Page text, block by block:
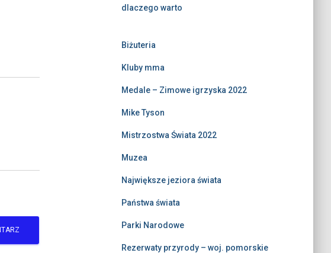
dlaczego warto
Biżuteria
Kluby mma
Medale – Zimowe igrzyska 2022
Mike Tyson
Mistrzostwa Świata 2022
Muzea
Największe jeziora świata
Państwa świata
Parki Narodowe
Rezerwaty przyrody – woj. pomorskie